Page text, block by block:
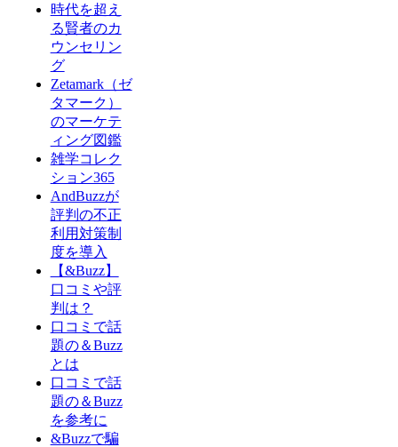
時代を超え
る賢者のカ
ウンセリン
グ
Zetamark（ゼ
タマーク）
のマーケテ
ィング図鑑
雑学コレク
ション365
AndBuzzが
評判の不正
利用対策制
度を導入
【&Buzz】
口コミや評
判は？
口コミで話
題の＆Buzz
とは
口コミで話
題の＆Buzz
を参考に
&Buzzで騙